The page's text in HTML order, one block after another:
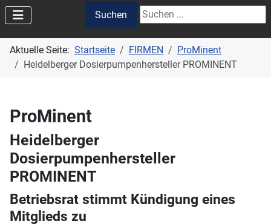
Suchen
Suchen
Aktuelle Seite: Startseite FIRMEN
ProMinent
Heidelberger Dosierpumpenhersteller PROMINENT
ProMinent
Heidelberger
Dosierpumpenhersteller
PROMINENT
Betriebsrat stimmt Kündigung eines
Mitglieds zu